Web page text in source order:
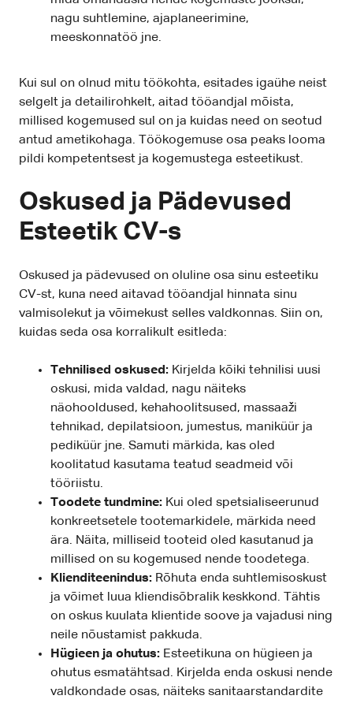
nagu suhtlemine, ajaplaneerimine,
meeskonnatöö jne.
Kui sul on olnud mitu töökohta, esitades igaühe neist
selgelt ja detailirohkelt, aitad tööandjal mõista,
millised kogemused sul on ja kuidas need on seotud
antud ametikohaga. Töökogemuse osa peaks looma
pildi kompetentsest ja kogemustega esteetikust.
Oskused ja Pädevused
Esteetik CV-s
Oskused ja pädevused on oluline osa sinu esteetiku
CV-st, kuna need aitavad tööandjal hinnata sinu
valmisolekut ja võimekust selles valdkonnas. Siin on,
kuidas seda osa korralikult esitleda:
Tehnilised oskused: Kirjelda kõiki tehnilisi uusi
oskusi, mida valdad, nagu näiteks
näohooldused, kehahoolitsused, massaaži
tehnikad, depilatsioon, jumestus, maniküür ja
pediküür jne. Samuti märkida, kas oled
koolitatud kasutama teatud seadmeid või
tööriistu.
Toodete tundmine: Kui oled spetsialiseerunud
konkreetsetele tootemarkidele, märkida need
ära. Näita, milliseid tooteid oled kasutanud ja
millised on su kogemused nende toodetega.
Klienditeenindus: Rõhuta enda suhtlemisoskust
ja võimet luua kliendisõbralik keskkond. Tähtis
on oskus kuulata klientide soove ja vajadusi ning
neile nõustamist pakkuda.
Hügieen ja ohutus: Esteetikuna on hügieen ja
ohutus esmatähtsad. Kirjelda enda oskusi nende
valdkondade osas, näiteks sanitaarstandardite